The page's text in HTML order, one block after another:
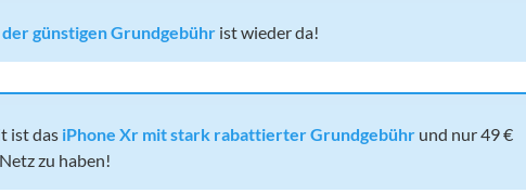
günstigen Grundgebühr ist wieder da!
ist das iPhone Xr mit stark rabattierter Grundgebühr und nur 49 €
zu haben!